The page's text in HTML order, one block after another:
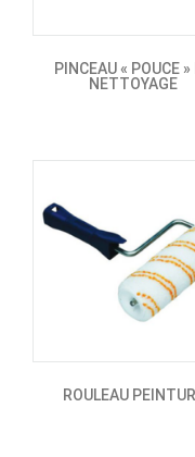
PINCEAU « POUCE »
NETTOYAGE
ROULEAU